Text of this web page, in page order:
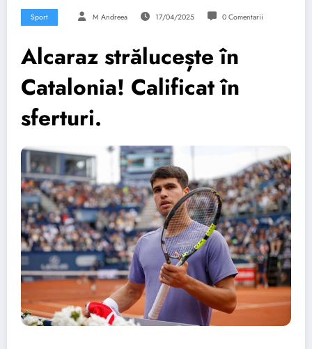
Sport M Andreea 17/04/2025 0 Comentarii
Alcaraz strălucește în
Catalonia! Calificat în
sferturi.